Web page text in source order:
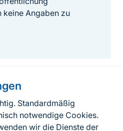
Standardmäßig
notwendige Cookies.
wir die Dienste der
keine Angaben zu
zum BfN